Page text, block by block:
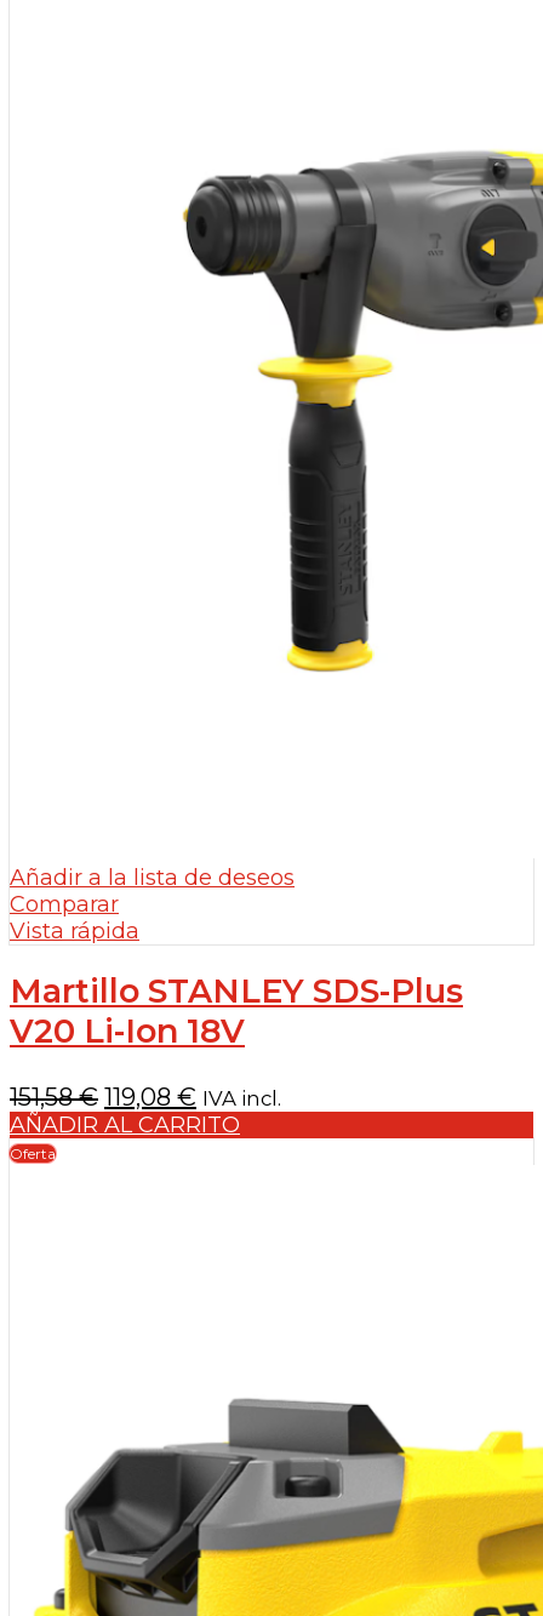
Añadir a la lista de deseos
Comparar
Vista rápida
Martillo STANLEY SDS-Plus
V20 Li-Ion 18V
151,58€ El
precio
119,08 € El
precio
IVA incl.
AÑADIR AL CARRITO
Oferta